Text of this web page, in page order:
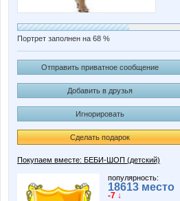
Портрет заполнен на 68 %
Отправить приватное сообщение
Добавить в друзья
Игнорировать
Сделать подарок
Покупаем вместе: БЕБИ-ШОП (детский)
популярность:
18613 место
-7 ↓